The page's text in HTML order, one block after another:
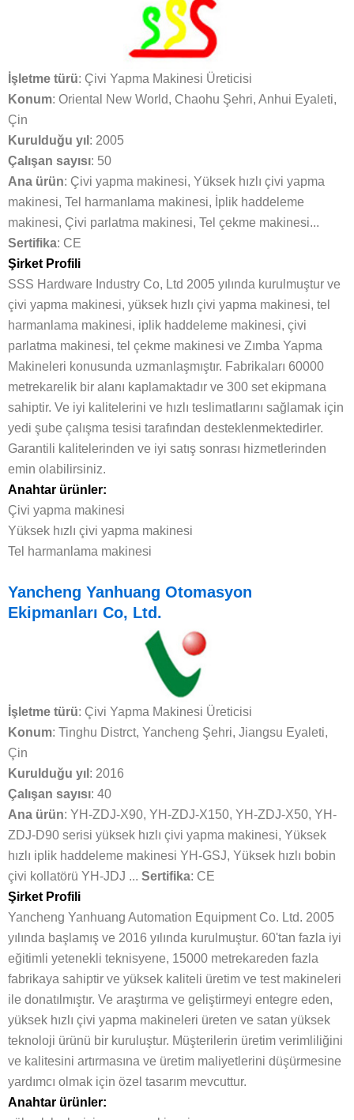
İşletme türü: Çivi Yapma Makinesi Üreticisi
Konum: Oriental New World, Chaohu Şehri, Anhui Eyaleti,
Çin
Kurulduğu yıl : 2005
Çalışan sayısı: 50
Ana ürün: Çivi yapma makinesi, Yüksek hızlı çivi yapma
makinesi, Tel harmanlama makinesi, İplik haddeleme
makinesi, Çivi parlatma makinesi, Tel çekme makinesi...
Sertifika: CE
Şirket Profili
SSS Hardware Industry Co, Ltd 2005 yılında kurulmuştur ve
çivi yapma makinesi, yüksek hızlı çivi yapma makinesi, tel
harmanlama makinesi, iplik haddeleme makinesi, çivi
parlatma makinesi, tel çekme makinesi ve Zımba Yapma
Makineleri konusunda uzmanlaşmıştır. Fabrikaları 60000
metrekarelik bir alanı kaplamaktadır ve 300 set ekipmana
sahiptir. Ve iyi kalitelerini ve hızlı teslimatlarını sağlamak için
yedi şube çalışma tesisi tarafından desteklenmektedirler.
Garantili kalitelerinden ve iyi satış sonrası hizmetlerinden
emin olabilirsiniz.
Anahtar ürünler:
Çivi yapma makinesi
Yüksek hızlı çivi yapma makinesi
Tel harmanlama makinesi
Yancheng Yanhuang Otomasyon
Ekipmanları Co, Ltd.
İşletme türü: Çivi Yapma Makinesi Üreticisi
Konum: Tinghu Distrct, Yancheng Şehri, Jiangsu Eyaleti,
Çin
Kurulduğu yıl : 2016
Çalışan sayısı: 40
Ana ürün: YH-ZDJ-X90, YH-ZDJ-X150, YH-ZDJ-X50, YH-
ZDJ-D90 serisi yüksek hızlı çivi yapma makinesi, Yüksek
hızlı iplik haddeleme makinesi YH-GSJ, Yüksek hızlı bobin
çivi kollatörü YH-JDJ ... Sertifika: CE
Şirket Profili
Yancheng Yanhuang Automation Equipment Co. Ltd. 2005
yılında başlamış ve 2016 yılında kurulmuştur. 60'tan fazla iyi
eğitimli yetenekli teknisyene, 15000 metrekareden fazla
fabrikaya sahiptir ve yüksek kaliteli üretim ve test makineleri
ile donatılmıştır. Ve araştırma ve geliştirmeyi entegre eden,
yüksek hızlı çivi yapma makineleri üreten ve satan yüksek
teknoloji ürünü bir kuruluştur. Müşterilerin üretim verimliliğini
ve kalitesini artırmasına ve üretim maliyetlerini düşürmesine
yardımcı olmak için özel tasarım mevcuttur.
Anahtar ürünler: